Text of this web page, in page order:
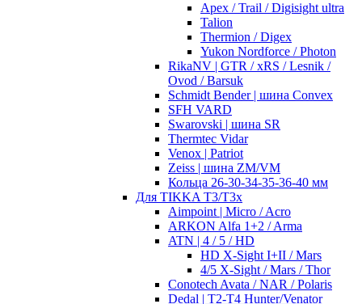
Apex / Trail / Digisight ultra
Talion
Thermion / Digex
Yukon Nordforce / Photon
RikaNV | GTR / xRS / Lesnik /
Ovod / Barsuk
Schmidt Bender | шина Convex
SFH VARD
Swarovski | шина SR
Thermtec Vidar
Venox | Patriot
Zeiss | шина ZM/VM
Кольца 26-30-34-35-36-40 мм
Для TIKKA T3/T3x
Aimpoint | Micro / Acro
ARKON Alfa 1+2 / Arma
ATN | 4 / 5 / HD
HD X-Sight I+II / Mars
4/5 X-Sight / Mars / Thor
Conotech Avata / NAR / Polaris
Dedal | T2-T4 Hunter/Venator